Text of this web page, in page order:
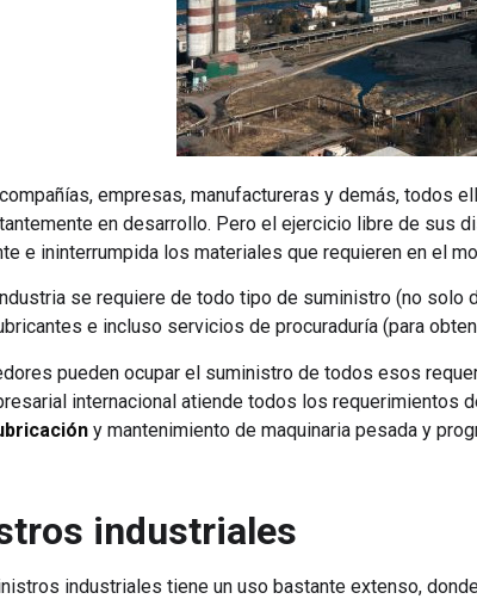
empresas, manufactureras y demás, todos
en desarrollo. Pero el ejercicio libre de sus
e ininterrumpida los materiales que requieren en el
se requiere de todo tipo de suministro (no
e incluso servicios de procuraduría (para
pueden ocupar el suministro de todos esos
internacional atiende todos los requerimientos
y mantenimiento de maquinaria pesada y
industriales
industriales tiene un uso bastante extenso,